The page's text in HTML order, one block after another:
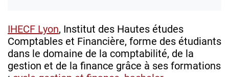
IHECF Lyon, Institut des Hautes études
Comptables et Financière, forme des étudiants
dans le domaine de la comptabilité, de la
gestion et de la finance grâce à ses formations